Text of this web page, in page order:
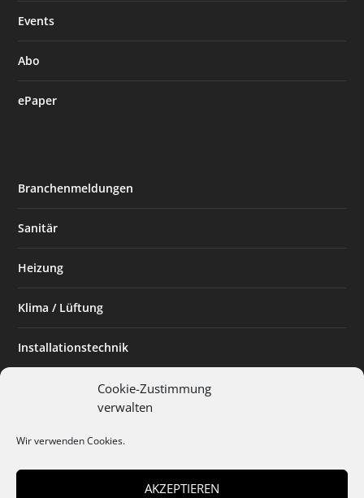
Cookie-Zustimmung
verwalten
Wir verwenden Cookies.
AKZEPTIEREN
Events
Abo
ePaper
Branchenmeldungen
Sanitär
Heizung
Klima / Lüftung
Installationstechnik
Planen & Bauen
Installateur des Monats